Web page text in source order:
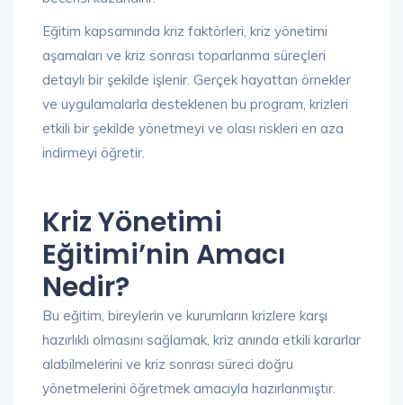
Eğitim kapsamında kriz faktörleri, kriz yönetimi
aşamaları ve kriz sonrası toparlanma süreçleri
detaylı bir şekilde işlenir. Gerçek hayattan örnekler
ve uygulamalarla desteklenen bu program, krizleri
etkili bir şekilde yönetmeyi ve olası riskleri en aza
indirmeyi öğretir.
Kriz Yönetimi
Eğitimi’nin Amacı
Nedir?
Bu eğitim, bireylerin ve kurumların krizlere karşı
hazırlıklı olmasını sağlamak, kriz anında etkili kararlar
alabilmelerini ve kriz sonrası süreci doğru
yönetmelerini öğretmek amacıyla hazırlanmıştır.